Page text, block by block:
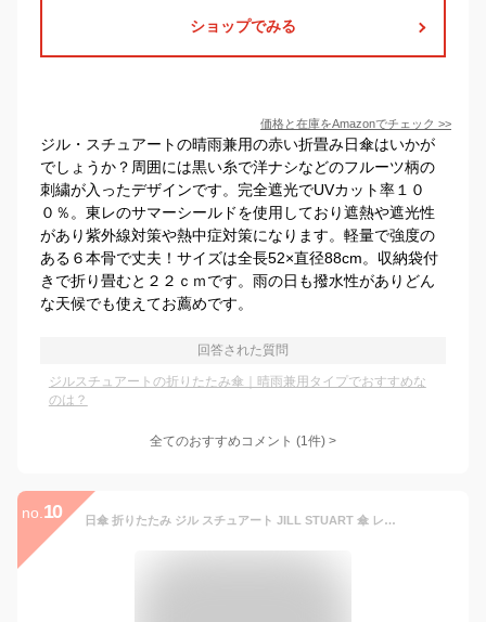
ショップでみる
価格と在庫をAmazonでチェック >>
ジル・スチュアートの晴雨兼用の赤い折畳み日傘はいかが
でしょうか？周囲には黒い糸で洋ナシなどのフルーツ柄の
刺繍が入ったデザインです。完全遮光でUVカット率１０
０％。東レのサマーシールドを使用しており遮熱や遮光性
があり紫外線対策や熱中症対策になります。軽量で強度の
ある６本骨で丈夫！サイズは全長52×直径88cm。収納袋付
きで折り畳むと２２ｃｍです。雨の日も撥水性がありどん
な天候でも使えてお薦めです。
回答された質問
ジルスチュアートの折りたたみ傘｜晴雨兼用タイプでおすすめな
のは？
全てのおすすめコメント (1件) >
no. 10 日傘 折りたたみ ジル スチュアート JILL STUART 傘 レディース 晴雨兼用 折りたたみ傘 ボタニカルプリント 雨傘 かさ カサ UV99％以上 遮光 遮熱 折りたたみ雨傘 折畳み傘 レイングッズ 花柄 UV コンパクト 撥水 通勤 エレガント 上品 高級感 女性 50cm 1JI27715